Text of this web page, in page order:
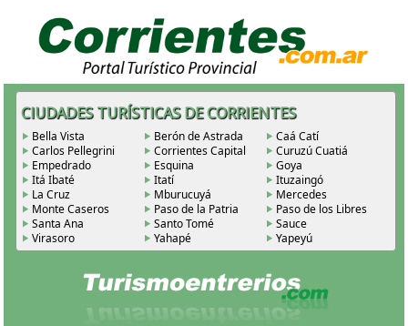
CIUDADES TURÍSTICAS DE CORRIENTES
Bella Vista Berón de Astrada
Caá Catí
Carlos Pellegrini
Corrientes Capital
Curuzú Cuatiá
Empedrado
Esquina
Goya
Itá Ibaté
Itatí
Ituzaingó
La Cruz
Mburucuyá
Mercedes
Monte Caseros
Paso de la Patria
Paso de los Libres
Santa Ana
Santo Tomé
Sauce
Virasoro
Yahapé Yapeyú